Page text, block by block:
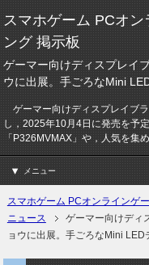
スマホゲーム PCオ
ング 掲示板
ゲーマー向けディスプレイ
ウに出展。手ごろなMini
ゲーマー向けディスプレイブ
し，2025年10月4日に発売を予
「P326MVMAX」や，人気を集
メニュー
スマホゲーム PCオンラインゲ
ニュース
ゲーマー向けディ
ョウに出展。手ごろなMini LED